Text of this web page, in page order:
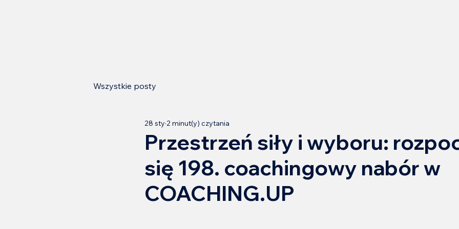
Wszystkie posty
Przestrzeń siły i wyboru:
się 198. coachingowy nabór w
COACHING.UP
28 sty 2 minut(y) czytania